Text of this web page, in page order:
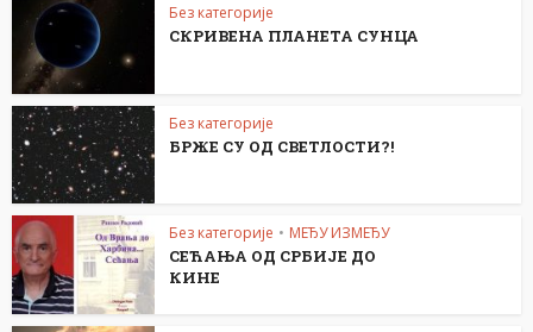
Без категорије
СКРИВЕНА ПЛАНЕТА СУНЦА
Без категорије
БРЖЕ СУ ОД СВЕТЛОСТИ?!
Без категорије • МЕЂУ ИЗМЕЂУ
СЕЋАЊА ОД СРБИЈЕ ДО
КИНЕ